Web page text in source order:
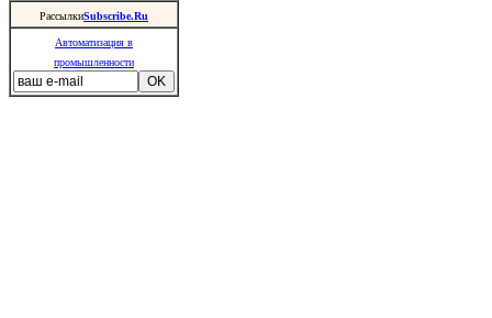
РассылкиSubscribe.Ru
Автоматизация в
промышленности